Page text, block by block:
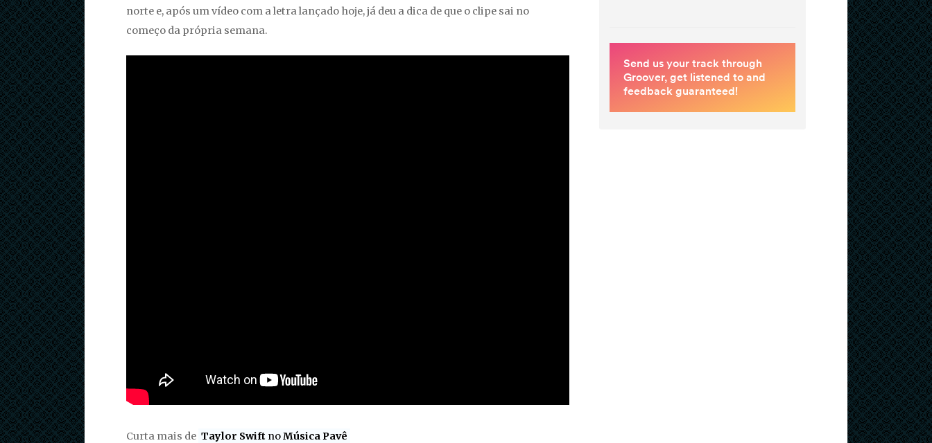
norte e, após um vídeo com a letra lançado hoje, já deu a dica de que o clipe sai no
começo da própria semana.
Curta mais de Taylor Swift noMúsica Pavê